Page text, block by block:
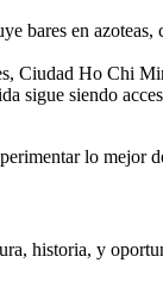
bares en
Ciudad Ho Chi
sigue siendo
lo mejor
historia, y